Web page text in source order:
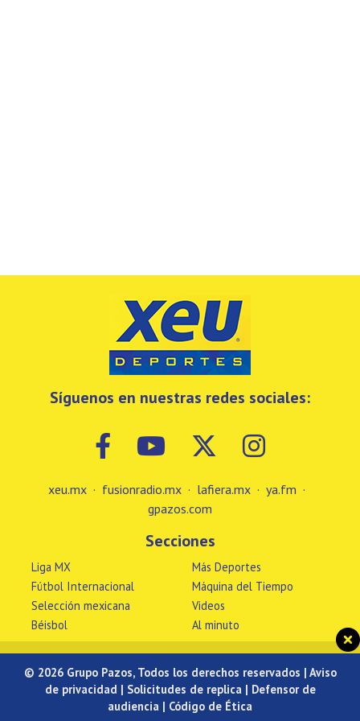
Síguenos en nuestras redes sociales:
xeu.mx · fusionradio.mx · lafiera.mx · ya.fm ·
gpazos.com
Secciones
Liga MX
Fútbol Internacional
Selección mexicana
Béisbol
Más Deportes
Máquina del Tiempo
Videos
Al minuto
© 2026 Grupo Pazos, Todos los derechos reservados | Aviso
de privacidad | Solicitudes de replica | Defensor de
audiencia | Código de Ética